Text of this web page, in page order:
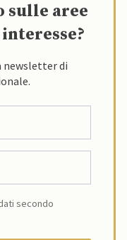
sulle aree
di
secondo